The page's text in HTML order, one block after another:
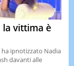
la vittima è
ha ipnotizzato Nadia
davanti alle